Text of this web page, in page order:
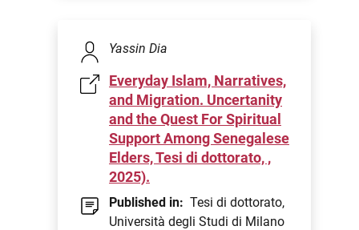
Yassin Dia
Everyday Islam, Narratives,
and Migration. Uncertanity
and the Quest For Spiritual
Support Among Senegalese
Elders, Tesi di dottorato, ,
2025).
Published in: Tesi di dottorato,
Università degli Studi di Milano